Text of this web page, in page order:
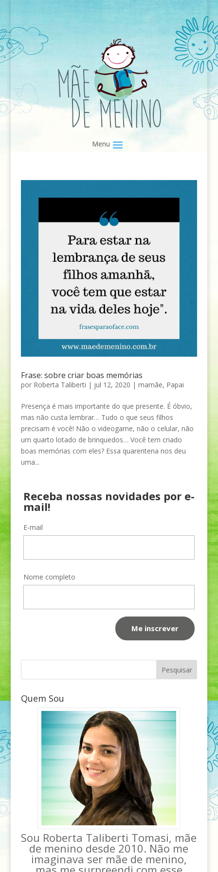
Frase: sobre criar boas memórias
por Roberta Taliberti | jul 12, 2020 | mamãe, Papai
Presença é mais importante do que presente. É óbvio,
mas não custa lembrar… Tudo o que seus filhos
precisam é você! Não o videogame, não o celular, não
um quarto lotado de brinquedos… Você tem criado
boas memórias com eles? Essa quarentena nos deu
uma...
Receba nossas novidades por e-
mail!
E-mail
Nome completo
Quem Sou
Sou Roberta Taliberti Tomasi, mãe
de menino desde 2010. Não me
imaginava ser mãe de menino,